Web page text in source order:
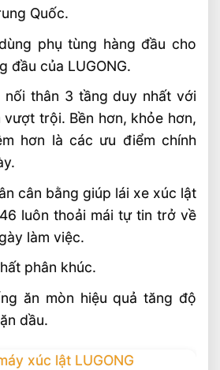
Quốc.
phụ tùng hàng đầu cho
đầu của LUGONG.
nối thân 3 tầng duy nhất với
vượt trội. Bền hơn, khỏe hơn,
hơn là các ưu điểm chính
cân bằng giúp lái xe xúc lật
luôn thoải mái tự tin trở về
làm việc.
phân khúc.
ăn mòn hiệu quả tăng độ
dầu.